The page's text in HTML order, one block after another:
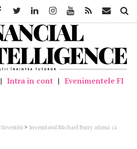
| Intra in cont | Evenimentele FI
Investitii > Investitorul Michael Burry afirmă că
Twitter LinkedinInstagramYoutube Feed Mail